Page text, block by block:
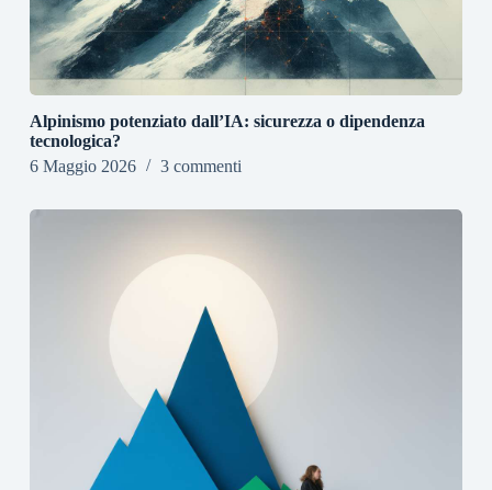
Alpinismo potenziato dall’IA: sicurezza o dipendenza
tecnologica?
6 Maggio 2026
3 commenti